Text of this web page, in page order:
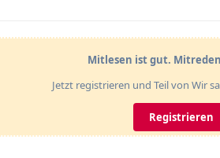
Mitlesen ist gut.
Jetzt registrieren und Teil von Wir
Registrieren